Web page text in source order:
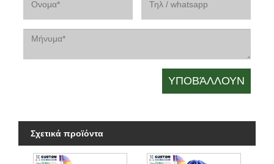
Σχετικά προϊόντα